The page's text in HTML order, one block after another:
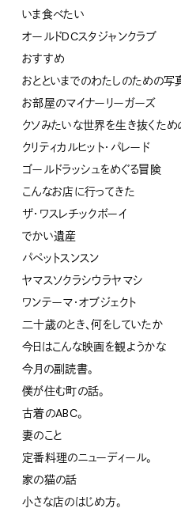
いま食べたい
オールドDCスタジャンクラブ
おすすめ
おとといまでのわたしのための写
お部屋のマイナーリーガーズ
クソみたいな世界を生き抜くた
クリティカルヒット・パレード
ゴールドラッシュをめぐる冒険
こんなお店に行ってきた
ザ・ワスレチックボーイ
でかい遺産
パペットスンスン
ヤマスソクラシウラヤマシ
ワンテーマ・オブジェクト
二十歳のとき、何をしていたか
今日はこんな映画を観ようかな
今月の副読書。
僕が住む町の話。
古着のABC。
妻のこと
定番料理のニューディール。
家の猫の話
小さな店のはじめ方。